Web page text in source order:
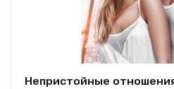
Непристойные